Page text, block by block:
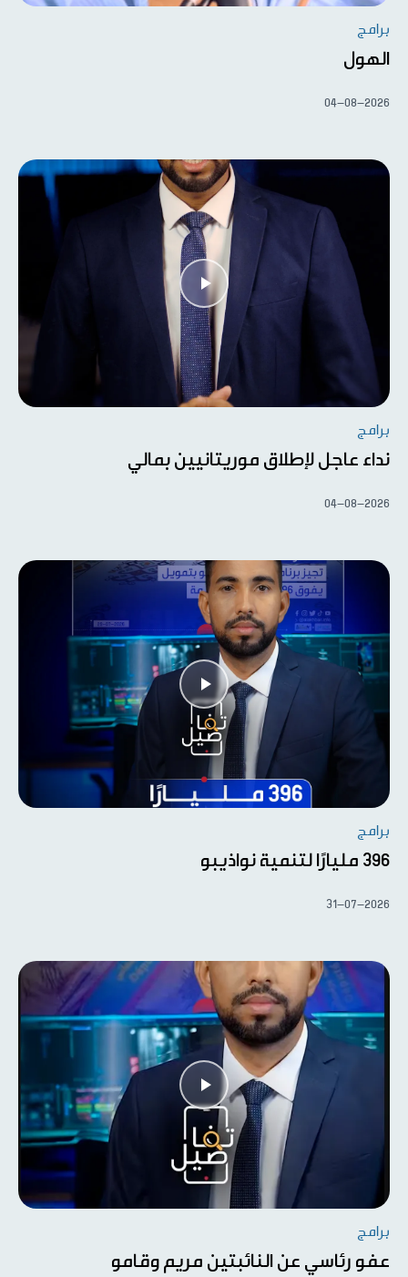
برامج
الهول
04-08-2026
برامج
نداء عاجل لإطلاق موريتانيين بمالي
04-08-2026
برامج
396 مليارًا لتنمية نواذيبو
31-07-2026
برامج
عفو رئاسي عن النائبتين مريم وقامو